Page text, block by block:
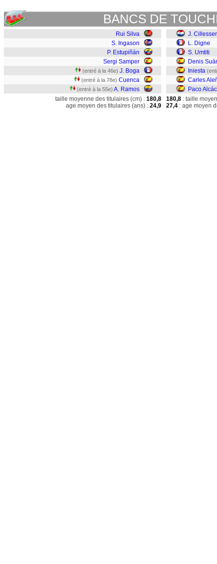
BANCS DE
Rui Silva
S. Ingason
P. Estupiñán
Sergi Samper
(entré à la 46e) J. Boga
(entré à la 78e) Cuenca
(entré à la 55e) A. Ramos
J.
L. Digne
S. Umtiti
Denis
Iniesta
Carles
Paco
taille moyenne des titulaires (cm) : 180,8
age moyen des titulaires (ans) : 24,9
180,8 : taille
27,4 : age moyen